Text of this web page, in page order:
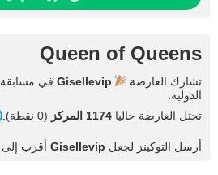
Queen of Queens
تشارك العارضة Gisellevip في
الدولية.
تحتل العارضة حاليا 1174 المركز (0 نقطة).
أرسل التوكينز لجعل Gisellevip أقرب إلى